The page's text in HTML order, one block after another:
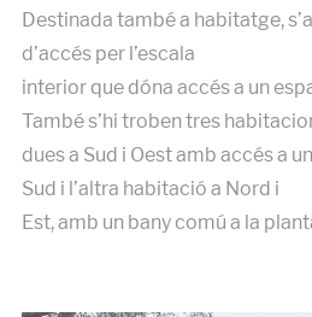
Destinada també a habitatge,
d’accés per l’escala
interior que dóna accés a un
També s’hi troben tres
dues a Sud i Oest amb accés a
Sud i l’altra habitació a Nord i
Est, amb un bany comú a la